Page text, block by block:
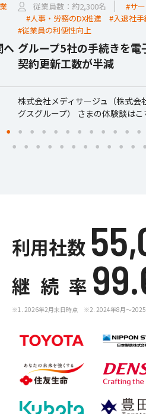
へ
従業員数：約2,300名 #サ
#人事・労務のDX推進
#入退社
#従業員の利便性向上
グループ5社の手続きを
契約更新工数が半減
株式会社メディサージュ（株式会
グスグループ） さまの体験談はこ
利用社数
継続率
※1. 2026年2月末日時点 ※2. 2024年8月～2025